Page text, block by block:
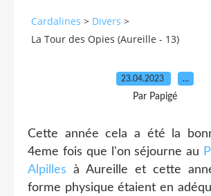
Cardalines > Divers >
La Tour des Opies (Aureille - 13)
23.04.2023 …
Par Papigé
Cette année cela a été la
4eme fois que l'on séjourne au
Alpilles à Aureille et cette
forme physique étaient en